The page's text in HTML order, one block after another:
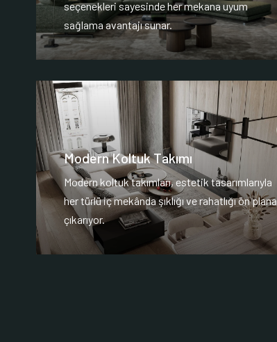
seçenekleri sayesinde her mekana uyum
sağlama avantajı sunar.
Modern Koltuk Takımı
Modern koltuk takımları, estetik tasarımlarıyla
her türlü iç mekânda şıklığı ve rahatlığı ön plana
çıkarıyor.